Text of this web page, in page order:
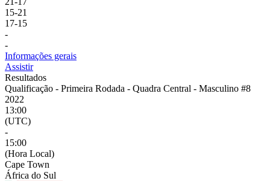
15-21
17-15
-
-
Informações gerais
Assistir
Resultados
Qualificação - Primeira Rodada - Quadra Central - Masculino #8
2022
13:00
(UTC)
-
15:00
(Hora Local)
Cape Town
África do Sul